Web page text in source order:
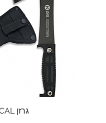
גרזן K25 TACTICAL